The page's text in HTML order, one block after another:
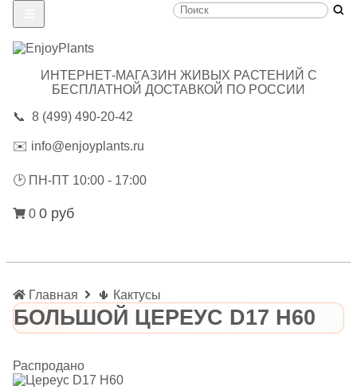
ИНТЕРНЕТ-МАГАЗИН ЖИВЫХ РАСТЕНИЙ С
БЕСПЛАТНОЙ ДОСТАВКОЙ ПО РОССИИ
📞 8 (499) 490-20-42
✉️ info@enjoyplants.ru
🕑 ПН-ПТ 10:00 - 17:00
0 0 руб
Главная 🌵 Кактусы
БОЛЬШОЙ ЦЕPЕУC D17 H60
Распродано